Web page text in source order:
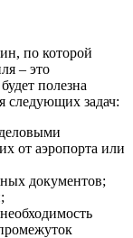
по которой
– это
полезна
следующих задач:
от аэропорта или
документов;